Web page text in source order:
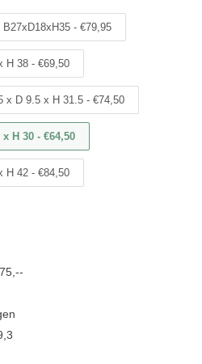
- €79,95
H 38 - €69,50
x D 9.5 x H 31.5 - €74,50
H 30 - €64,50
H 42 - €84,50